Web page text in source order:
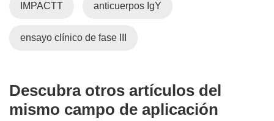
IMPACTT anticuerpos IgY
ensayo clínico de fase III
Descubra otros artículos del
mismo campo de aplicación